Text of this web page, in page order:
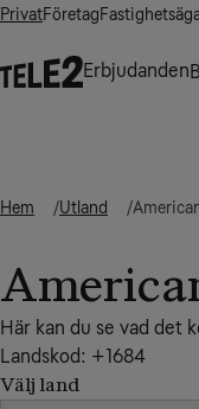
PrivatFöretag
Erbjudanden
Hem Utland
Här kan du se vad det
Landskod: +1684
Välj land